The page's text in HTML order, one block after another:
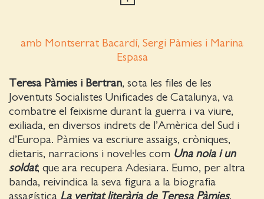
amb Montserrat Bacardí, Sergi Pàmies i Marina
Espasa
Teresa Pàmies i Bertran, sota les files de les
Joventuts Socialistes Unificades de Catalunya, va
combatre el feixisme durant la guerra i va viure,
exiliada, en diversos indrets de l’Amèrica del Sud i
d’Europa. Pàmies va escriure assaigs, cròniques,
dietaris, narracions i novel·les com Una noia i un
soldat, que ara recupera Adesiara. Eumo, per altra
banda, reivindica la seva figura a la biografia
assagística La veritat literària de Teresa Pàmies.